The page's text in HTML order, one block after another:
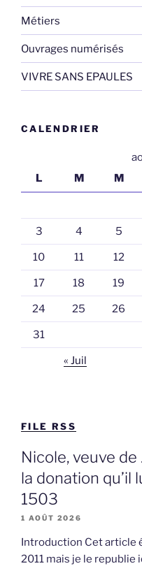
Métiers
Ouvrages numérisés
VIVRE SANS EPAULES
CALENDRIER
L
M M
3 4 5
10 11 12
17 18 19
24 25 26
31
« Juil
FILE RSS
Nicole, veuve
la donation qu’il
1503
1 AOÛT 2026
Introduction Cet article
2011 mais je le republie